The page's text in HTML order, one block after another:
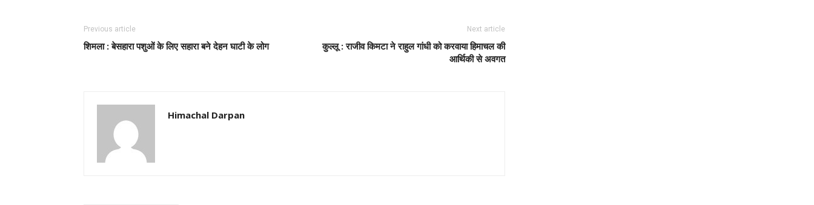
Previous article
शिमला : बेसहारा पशुओं के लिए सहारा बने देहन घाटी के लोग
Next article
कुल्लू : राजीव किमटा ने राहुल गांधी को करवाया हिमाचल की
आर्थिकी से अवगत
Himachal Darpan